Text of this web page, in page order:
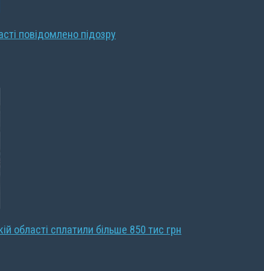
повідомлено підозру
області сплатили більше 850 тис грн